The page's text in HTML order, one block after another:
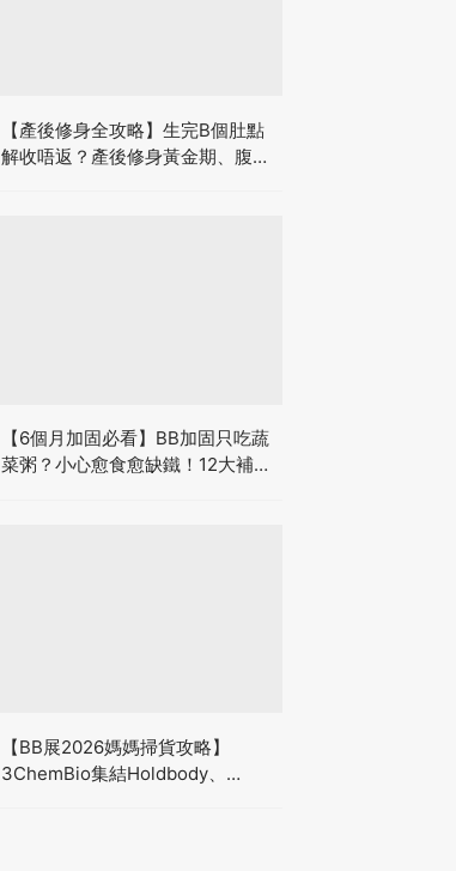
【產後修身全攻略】生完B個肚點
解收唔返？產後修身黃金期、腹直
【6個月加固必看】BB加固只吃蔬
菜粥？小心愈食愈缺鐵！12大補鐵
【BB展2026媽媽掃貨攻略】
3ChemBio集結Holdbody、